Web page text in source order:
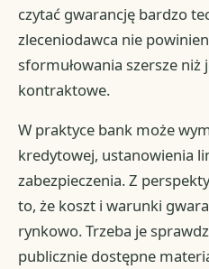
czytać gwarancję bardzo
zleceniodawca nie
sformułowania szersze
kontraktowe.
W praktyce bank może
kredytowej, ustanowienia
zabezpieczenia. Z
to, że koszt i warunki
rynkowo. Trzeba je
publicznie dostępne